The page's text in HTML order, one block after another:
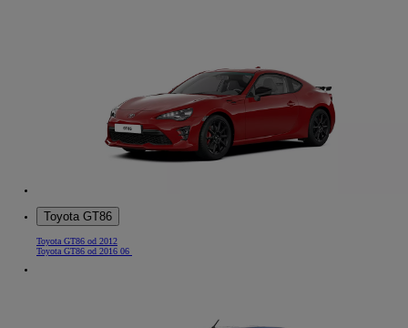
Toyota GT86
Toyota GT86 od 2012
Toyota GT86 od 2016 06